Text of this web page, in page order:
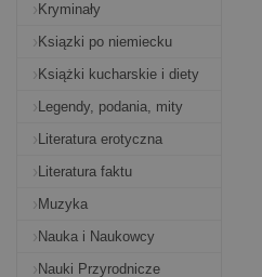
Kryminały
Ksiązki po niemiecku
Książki kucharskie i diety
Legendy, podania, mity
Literatura erotyczna
Literatura faktu
Muzyka
Nauka i Naukowcy
Nauki Przyrodnicze